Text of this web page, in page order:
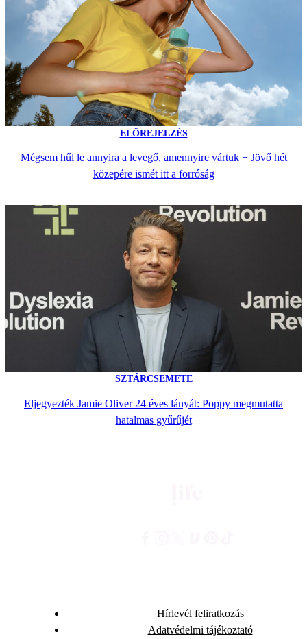
ELŐREJELZÉS
Mégsem hűl le annyira a levegő, amennyire vártuk − Jövő hét
közepére ismét itt a forróság
SZTÁRCSEMETE
Eljegyezték Jamie Oliver 24 éves lányát: Poppy megmutatta
hatalmas gyűrűjét
Hírlevél feliratkozás
Adatvédelmi tájékoztató